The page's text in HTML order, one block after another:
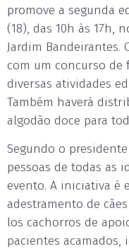
promove a segunda
(18), das 10h às 17h,
Jardim Bandeirantes.
com um concurso de
diversas atividades
Também haverá
algodão doce para
Segundo o
pessoas de todas as
evento. A iniciativa é
adestramento de
los cachorros de
pacientes acamados,